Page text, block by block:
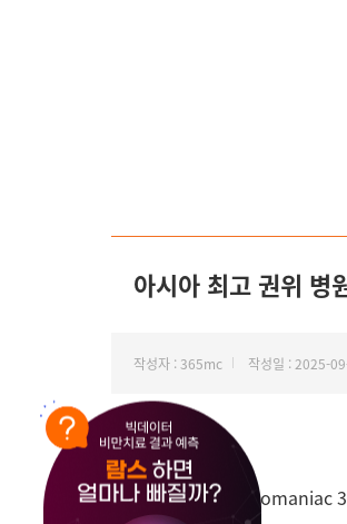
아시아 최고 권위
작성자 : 365mc 작성일 : 2025-
안녕하세요
‘지방 하나만’ Lipomaniac